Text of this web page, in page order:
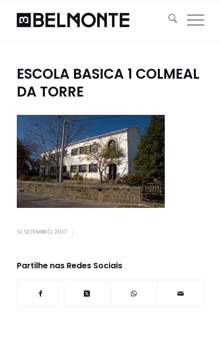
ESCOLA BASICA 1 COLMEAL
DA TORRE
12 SETEMBRO, 2017 /
Partilhe nas Redes Sociais